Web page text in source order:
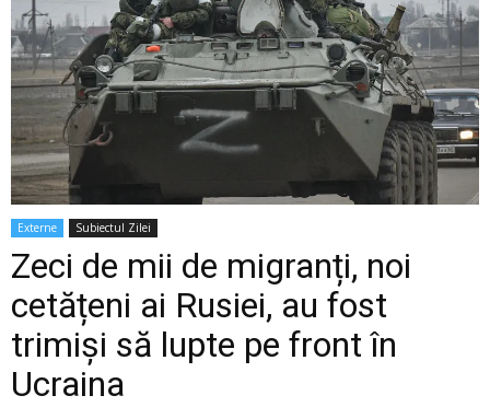
Externe Subiectul Zilei
Zeci de mii de migranți, noi
cetățeni ai Rusiei, au fost
trimiși să lupte pe front în
Ucraina